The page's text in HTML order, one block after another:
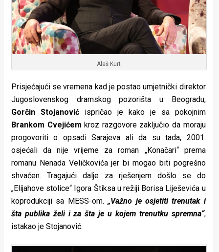
Aleš Kurt
Prisjećajući se vremena kad je postao umjetnički direktor
Jugoslovenskog dramskog pozorišta u Beogradu,
Gorčin Stojanovićispričao je kako je sa pokojnim
Brankom Cvejićem kroz razgovore zaključio da moraju
progovoriti o opsadi Sarajeva ali da su tada, 2001.
osjećali da nije vrijeme za roman „Konačari“ prema
romanu Nenada Veličkovića jer bi mogao biti pogrešno
shvaćen. Tragajući dalje za rješenjem došlo se do
„Elijahove stolice“ Igora Štiksa u režiji Borisa Liješevića u
koprodukciji sa MESS-om.„Važno je osjetiti trenutak i
šta publika želi i za šta je u kojem trenutku spremna“,
istakao je Stojanović.